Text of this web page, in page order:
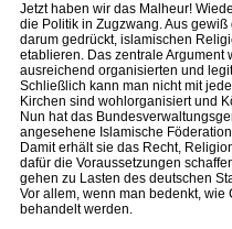
Jetzt haben wir das Malheur!
die Politik in Zugzwang. Aus
darum gedrückt, islamischen
etablieren. Das zentrale Argument
ausreichend organisierten und
Schließlich kann man nicht mit
Kirchen sind wohlorganisiert und
Nun hat das
angesehene Islamische
Damit erhält sie das Recht,
dafür die Voraussetzungen
gehen zu Lasten des deutschen
Vor allem, wenn man bedenkt,
behandelt werden.